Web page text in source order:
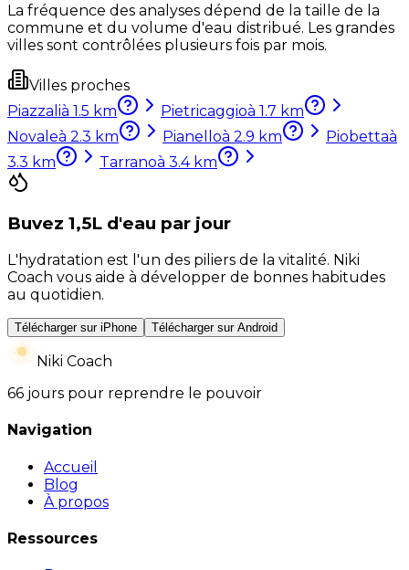
La fréquence des analyses dépend de la taille de la
commune et du volume d'eau distribué. Les grandes
villes sont contrôlées plusieurs fois par mois.
Villes proches
Piazzalià 1.5 km Pietricaggioà 1.7 km
Novaleà 2.3 km Pianelloà 2.9 km Piobettaà
3.3 km Tarranoà 3.4km
Buvez 1,5L d'eau par jour
L'hydratation est l'un des piliers de la vitalité. Niki
Coach vous aide à développer de bonnes habitudes
au quotidien.
Télécharger sur iPhone Télécharger sur Android
Niki Coach
66 jours pour reprendre le pouvoir
Navigation
Accueil
Blog
À propos
Ressources